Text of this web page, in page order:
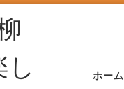
し
ホーム